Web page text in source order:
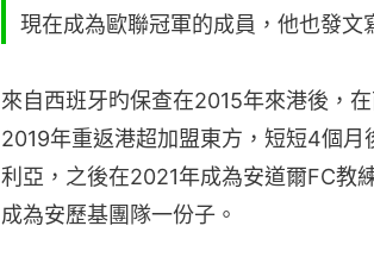
現在成為歐聯冠軍的成員，他也發文
來自西班牙旳保查在2015年來港後，
2019年重返港超加盟東方，短短4個
利亞，之後在2021年成為安道爾FC教
成為安歷基團隊一份子。